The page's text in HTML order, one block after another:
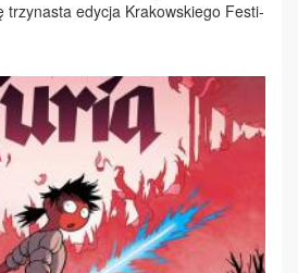
trzy­na­sta edy­cja Kra­kow­skie­go Fe­sti­